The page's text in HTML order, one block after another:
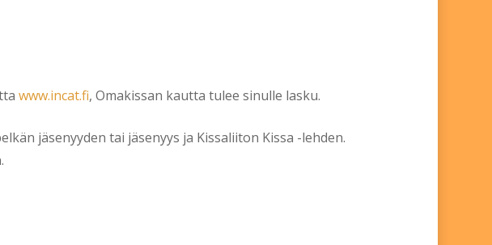
www.incat.fi, Omakissan kautta tulee sinulle lasku.
jäsenyyden tai jäsenyys ja Kissaliiton Kissa -lehden.